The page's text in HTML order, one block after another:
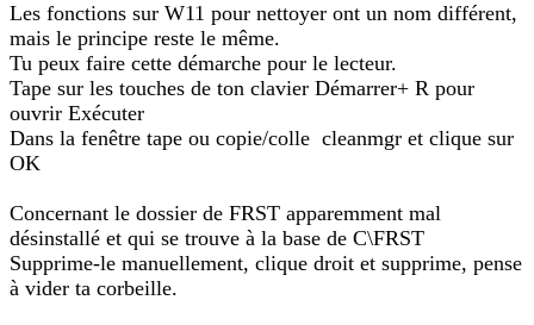
Les fonctions sur W11 pour nettoyer ont un nom différent,
mais le principe reste le même.
Tu peux faire cette démarche pour le lecteur.
Tape sur les touches de ton clavier Démarrer+ R pour
ouvrir Exécuter
Dans la fenêtre tape ou copie/colle cleanmgr et clique sur
OK
Concernant le dossier de FRST apparemment mal
désinstallé et qui se trouve à la base de C\FRST
Supprime-le manuellement, clique droit et supprime, pense
à vider ta corbeille.